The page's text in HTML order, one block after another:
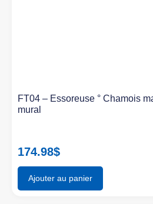
FT04 – Essoreuse ° Chamois
mural
174.98$
Ajouter au panier